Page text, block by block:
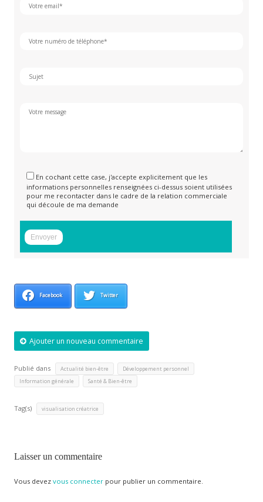
En cochant cette case, j'accepte explicitement que les
informations personnelles renseignées ci-dessus soient utilisées
pour me recontacter dans le cadre de la relation commerciale
qui découle de ma demande
Facebook Twitter
Ajouter un nouveau commentaire
Publié dans Actualité bien-être Développement personnel
Information générale Santé & Bien-être
Tag(s) visualisation créatrice
Laisser un commentaire
Vous devez vous connecterpour publier un commentaire.